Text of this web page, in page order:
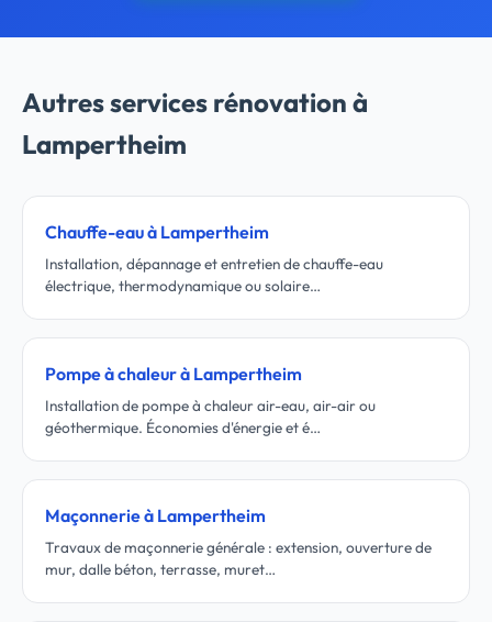
Autres services rénovation à
Lampertheim
Chauffe-eau à Lampertheim
Installation, dépannage et entretien de chauffe-eau
électrique, thermodynamique ou solaire…
Pompe à chaleur à Lampertheim
Installation de pompe à chaleur air-eau, air-air ou
géothermique. Économies d'énergie et é…
Maçonnerie à Lampertheim
Travaux de maçonnerie générale : extension, ouverture de
mur, dalle béton, terrasse, muret…